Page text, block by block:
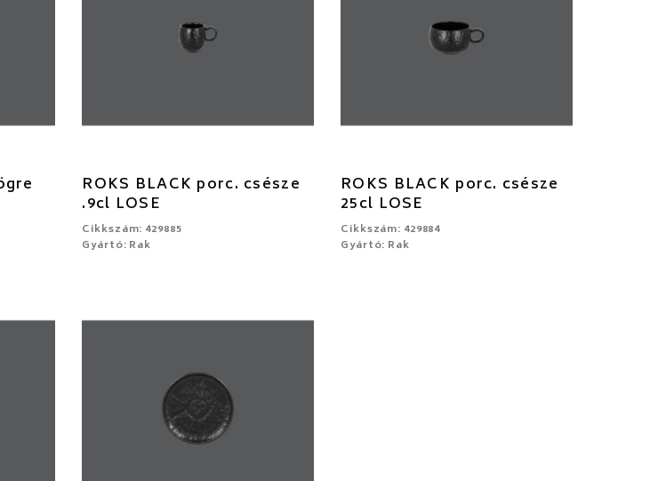
ROKS BLACK porc. csésze
.9cl LOSE
Cikkszám: 429885
Gyártó: Rak
ROKS BLACK porc. csésze
25cl LOSE
Cikkszám: 429884
Gyártó: Rak